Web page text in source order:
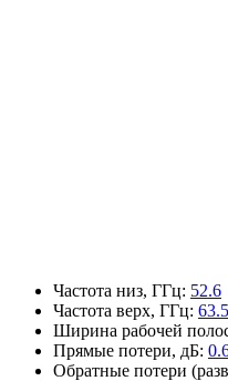
Частота низ, ГГц: 52.6
Частота верх, ГГц: 63.5
Ширина рабочей
Прямые потери, дБ:
Обратные потери